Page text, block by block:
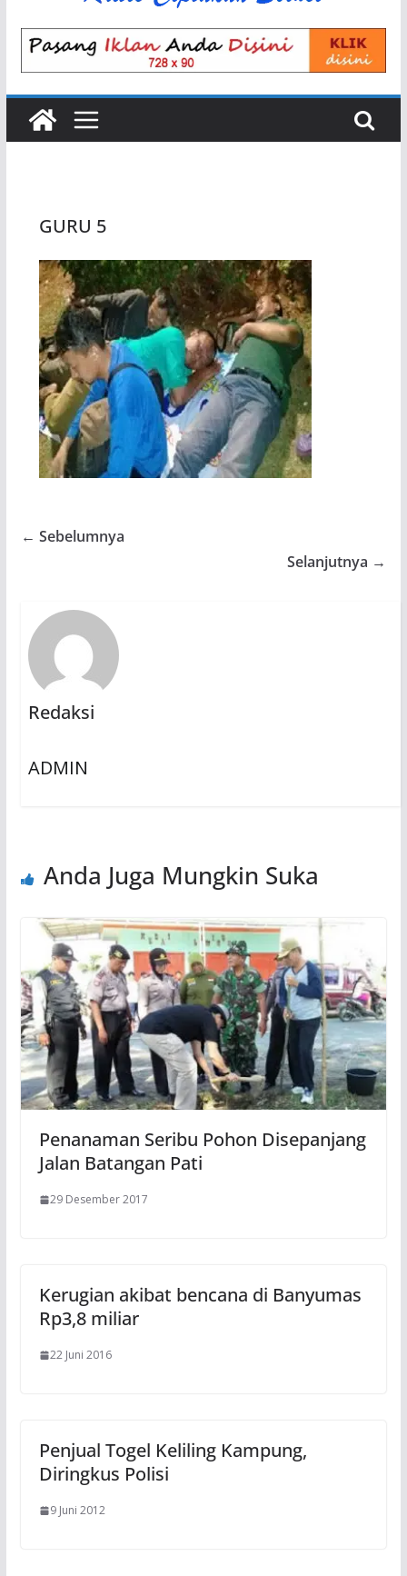
GURU 5
← Sebelumnya
Selanjutnya →
Redaksi
ADMIN
Anda Juga Mungkin Suka
Penanaman Seribu Pohon Disepanjang
Jalan Batangan Pati
29 Desember 2017
Kerugian akibat bencana di Banyumas
Rp3,8 miliar
22 Juni 2016
Penjual Togel Keliling Kampung,
Diringkus Polisi
9 Juni 2012